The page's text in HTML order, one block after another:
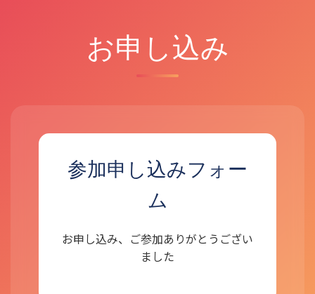
お申し込み
参加申し込みフォー
ム
お申し込み、ご参加ありがとうござい
ました